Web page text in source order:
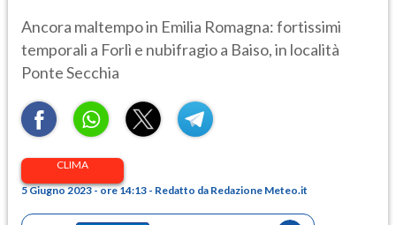
Ancora maltempo in Emilia Romagna: fortissimi
temporali a Forlì e nubifragio a Baiso, in località
Ponte Secchia
CLIMA
5 Giugno 2023 - ore 14:13 - Redatto da Redazione Meteo.it